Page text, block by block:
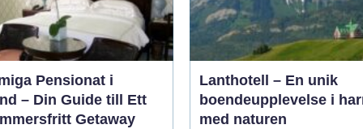
Pensionat i
– Din Guide till Ett
Getaway
Lanthotell – En unik
boendeupplevelse i
med naturen